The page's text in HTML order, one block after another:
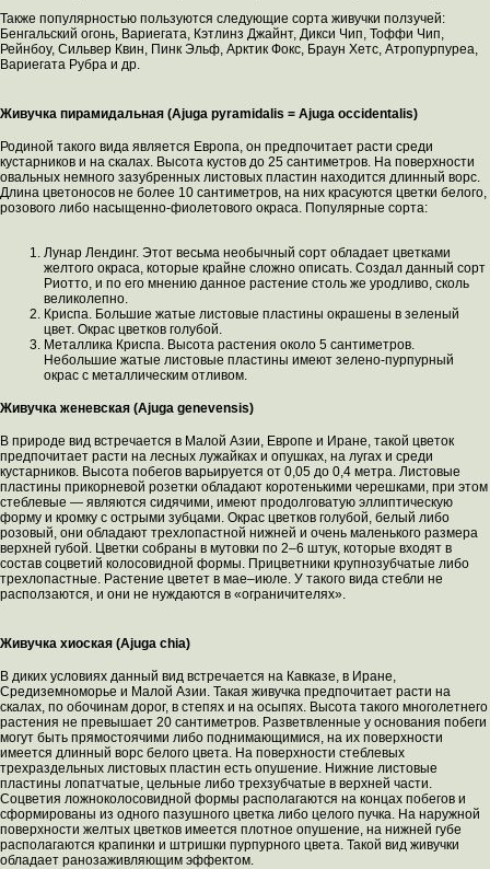
Также популярностью пользуются следующие сорта живучки ползучей:
Бенгальский огонь, Вариегата, Кэтлинз Джайнт, Дикси Чип, Тоффи Чип,
Рейнбоу, Сильвер Квин, Пинк Эльф, Арктик Фокс, Браун Хетс, Атропурпуреа,
Вариегата Рубра и др.
Живучка пирамидальная (Ajuga pyramidalis = Ajuga occidentalis)
Родиной такого вида является Европа, он предпочитает расти среди
кустарников и на скалах. Высота кустов до 25 сантиметров. На поверхности
овальных немного зазубренных листовых пластин находится длинный ворс.
Длина цветоносов не более 10 сантиметров, на них красуются цветки белого,
розового либо насыщенно-фиолетового окраса. Популярные сорта:
Лунар Лендинг. Этот весьма необычный сорт обладает цветками
желтого окраса, которые крайне сложно описать. Создал данный сорт
Риотто, и по его мнению данное растение столь же уродливо, сколь
великолепно.
Криспа. Большие жатые листовые пластины окрашены в зеленый
цвет. Окрас цветков голубой.
Металлика Криспа. Высота растения около 5 сантиметров.
Небольшие жатые листовые пластины имеют зелено-пурпурный
окрас с металлическим отливом.
Живучка женевская (Ajuga genevensis)
В природе вид встречается в Малой Азии, Европе и Иране, такой цветок
предпочитает расти на лесных лужайках и опушках, на лугах и среди
кустарников. Высота побегов варьируется от 0,05 до 0,4 метра. Листовые
пластины прикорневой розетки обладают коротенькими черешками, при этом
стеблевые ― являются сидячими, имеют продолговатую эллиптическую
форму и кромку с острыми зубцами. Окрас цветков голубой, белый либо
розовый, они обладают трехлопастной нижней и очень маленького размера
верхней губой. Цветки собраны в мутовки по 2–6 штук, которые входят в
состав соцветий колосовидной формы. Прицветники крупнозубчатые либо
трехлопастные. Растение цветет в мае–июле. У такого вида стебли не
расползаются, и они не нуждаются в «ограничителях».
Живучка хиоская (Ajuga chia)
В диких условиях данный вид встречается на Кавказе, в Иране,
Средиземноморье и Малой Азии. Такая живучка предпочитает расти на
скалах, по обочинам дорог, в степях и на осыпях. Высота такого многолетнего
растения не превышает 20 сантиметров. Разветвленные у основания побеги
могут быть прямостоячими либо поднимающимися, на их поверхности
имеется длинный ворс белого цвета. На поверхности стеблевых
трехраздельных листовых пластин есть опушение. Нижние листовые
пластины лопатчатые, цельные либо трехзубчатые в верхней части.
Соцветия ложноколосовидной формы располагаются на концах побегов и
сформированы из одного пазушного цветка либо целого пучка. На наружной
поверхности желтых цветков имеется плотное опушение, на нижней губе
располагаются крапинки и штришки пурпурного цвета. Такой вид живучки
обладает ранозаживляющим эффектом.